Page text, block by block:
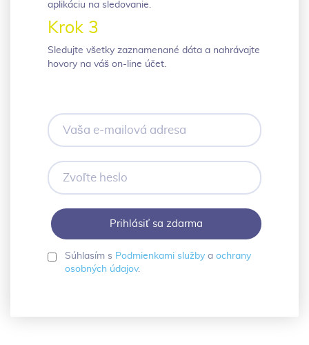
aplikáciu na sledovanie.
Krok 3
Sledujte všetky zaznamenané dáta a nahrávajte
hovory na váš on-line účet.
Vaša
e-
mailová
adresa
Zvoľte
heslo
Súhlasím s Podmienkami služby a ochrany
osobných údajov.